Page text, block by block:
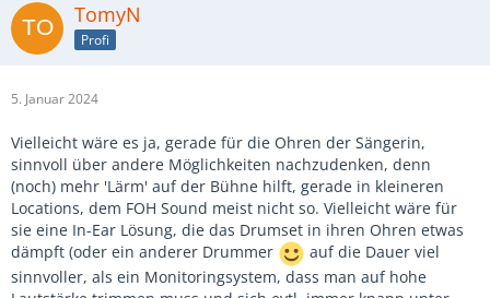
TomyN
Profi
5. Januar 2024
Vielleicht wäre es ja, gerade für die Ohren der Sängerin,
sinnvoll über andere Möglichkeiten nachzudenken, denn
(noch) mehr 'Lärm' auf der Bühne hilft, gerade in kleineren
Locations, dem FOH Sound meist nicht so. Vielleicht wäre für
sie eine In-Ear Lösung, die das Drumset in ihren Ohren etwas
dämpft (oder ein anderer Drummer
auf die Dauer viel
sinnvoller, als ein Monitoringsystem, dass man auf hohe